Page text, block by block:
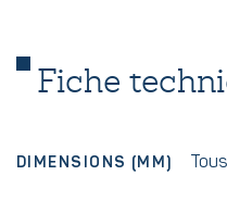
Fiche
DIMENSIONS (MM)